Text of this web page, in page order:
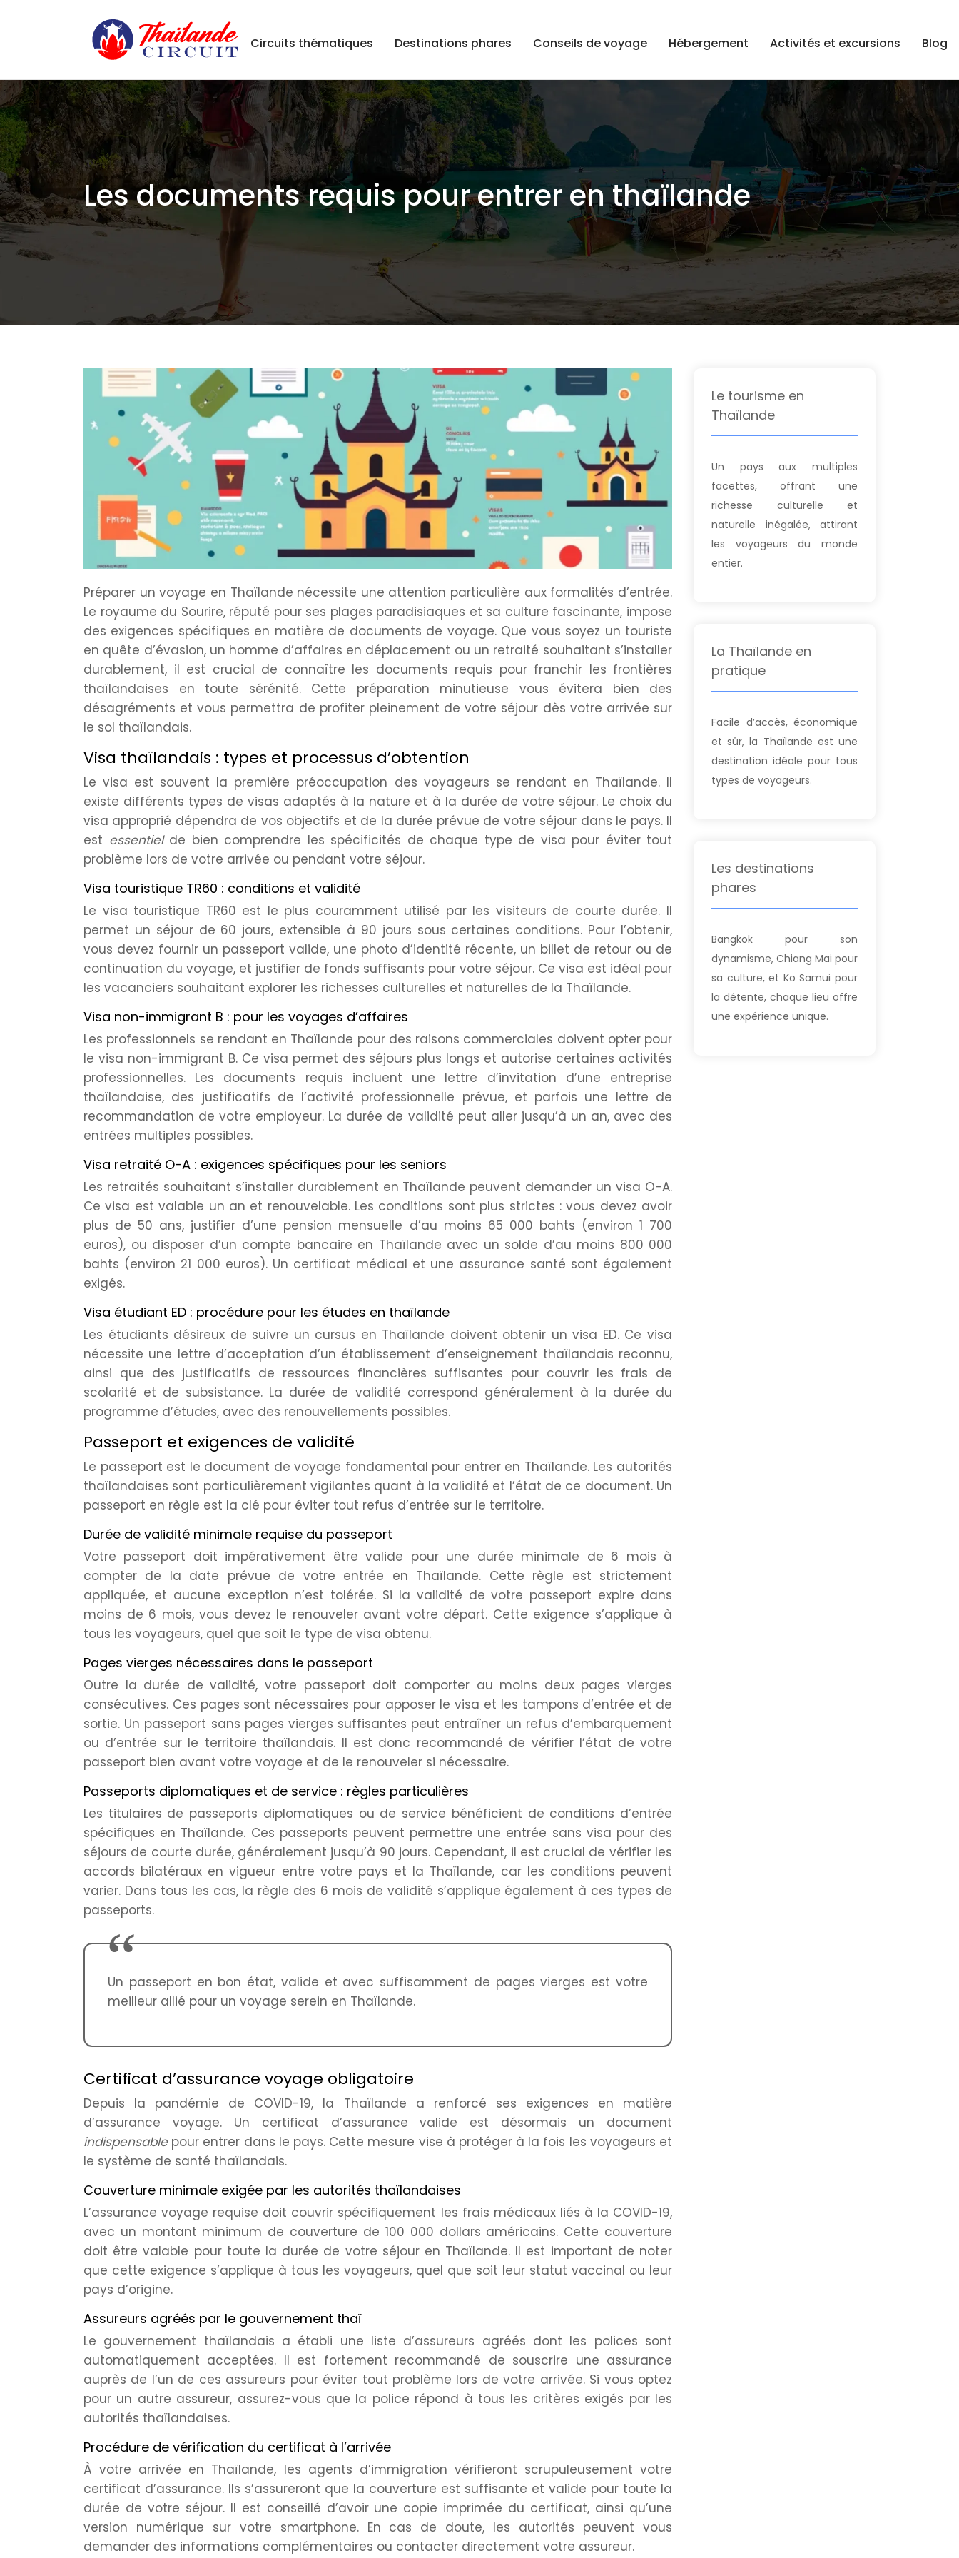
Circuits thématiques Destinations phares Conseils de voyage Hébergement Activités et excursions Blog
Les documents requis pour entrer en thaïlande
Préparer un voyage en Thaïlande nécessite une attention particulière aux formalités d’entrée.
Le royaume du Sourire, réputé pour ses plages paradisiaques et sa culture fascinante, impose
des exigences spécifiques en matière de documents de voyage. Que vous soyez un touriste
en quête d’évasion, un homme d’affaires en déplacement ou un retraité souhaitant s’installer
durablement, il est crucial de connaître les documents requis pour franchir les frontières
thaïlandaises en toute sérénité. Cette préparation minutieuse vous évitera bien des
désagréments et vous permettra de profiter pleinement de votre séjour dès votre arrivée sur
le sol thaïlandais.
Visa thaïlandais : types et processus d’obtention
Le visa est souvent la première préoccupation des voyageurs se rendant en Thaïlande. Il
existe différents types de visas adaptés à la nature et à la durée de votre séjour. Le choix du
visa approprié dépendra de vos objectifs et de la durée prévue de votre séjour dans le pays. Il
est essentiel de bien comprendre les spécificités de chaque type de visa pour éviter tout
problème lors de votre arrivée ou pendant votre séjour.
Visa touristique TR60 : conditions et validité
Le visa touristique TR60 est le plus couramment utilisé par les visiteurs de courte durée. Il
permet un séjour de 60 jours, extensible à 90 jours sous certaines conditions. Pour l’obtenir,
vous devez fournir un passeport valide, une photo d’identité récente, un billet de retour ou de
continuation du voyage, et justifier de fonds suffisants pour votre séjour. Ce visa est idéal pour
les vacanciers souhaitant explorer les richesses culturelles et naturelles de la Thaïlande.
Visa non-immigrant B : pour les voyages d’affaires
Les professionnels se rendant en Thaïlande pour des raisons commerciales doivent opter pour
le visa non-immigrant B. Ce visa permet des séjours plus longs et autorise certaines activités
professionnelles. Les documents requis incluent une lettre d’invitation d’une entreprise
thaïlandaise, des justificatifs de l’activité professionnelle prévue, et parfois une lettre de
recommandation de votre employeur. La durée de validité peut aller jusqu’à un an, avec des
entrées multiples possibles.
Visa retraité O-A : exigences spécifiques pour les seniors
Les retraités souhaitant s’installer durablement en Thaïlande peuvent demander un visa O-A.
Ce visa est valable un an et renouvelable. Les conditions sont plus strictes : vous devez avoir
plus de 50 ans, justifier d’une pension mensuelle d’au moins 65 000 bahts (environ 1 700
euros), ou disposer d’un compte bancaire en Thaïlande avec un solde d’au moins 800 000
bahts (environ 21 000 euros). Un certificat médical et une assurance santé sont également
exigés.
Visa étudiant ED : procédure pour les études en thaïlande
Les étudiants désireux de suivre un cursus en Thaïlande doivent obtenir un visa ED. Ce visa
nécessite une lettre d’acceptation d’un établissement d’enseignement thaïlandais reconnu,
ainsi que des justificatifs de ressources financières suffisantes pour couvrir les frais de
scolarité et de subsistance. La durée de validité correspond généralement à la durée du
programme d’études, avec des renouvellements possibles.
Passeport et exigences de validité
Le passeport est le document de voyage fondamental pour entrer en Thaïlande. Les autorités
thaïlandaises sont particulièrement vigilantes quant à la validité et l’état de ce document. Un
passeport en règle est la clé pour éviter tout refus d’entrée sur le territoire.
Durée de validité minimale requise du passeport
Votre passeport doit impérativement être valide pour une durée minimale de 6 mois à
compter de la date prévue de votre entrée en Thaïlande. Cette règle est strictement
appliquée, et aucune exception n’est tolérée. Si la validité de votre passeport expire dans
moins de 6 mois, vous devez le renouveler avant votre départ. Cette exigence s’applique à
tous les voyageurs, quel que soit le type de visa obtenu.
Pages vierges nécessaires dans le passeport
Outre la durée de validité, votre passeport doit comporter au moins deux pages vierges
consécutives. Ces pages sont nécessaires pour apposer le visa et les tampons d’entrée et de
sortie. Un passeport sans pages vierges suffisantes peut entraîner un refus d’embarquement
ou d’entrée sur le territoire thaïlandais. Il est donc recommandé de vérifier l’état de votre
passeport bien avant votre voyage et de le renouveler si nécessaire.
Passeports diplomatiques et de service : règles particulières
Les titulaires de passeports diplomatiques ou de service bénéficient de conditions d’entrée
spécifiques en Thaïlande. Ces passeports peuvent permettre une entrée sans visa pour des
séjours de courte durée, généralement jusqu’à 90 jours. Cependant, il est crucial de vérifier les
accords bilatéraux en vigueur entre votre pays et la Thaïlande, car les conditions peuvent
varier. Dans tous les cas, la règle des 6 mois de validité s’applique également à ces types de
passeports.
Un passeport en bon état, valide et avec suffisamment de pages vierges est votre
meilleur allié pour un voyage serein en Thaïlande.
Certificat d’assurance voyage obligatoire
Depuis la pandémie de COVID-19, la Thaïlande a renforcé ses exigences en matière
d’assurance voyage. Un certificat d’assurance valide est désormais un document
indispensable pour entrer dans le pays. Cette mesure vise à protéger à la fois les voyageurs et
le système de santé thaïlandais.
Couverture minimale exigée par les autorités thaïlandaises
L’assurance voyage requise doit couvrir spécifiquement les frais médicaux liés à la COVID-19,
avec un montant minimum de couverture de 100 000 dollars américains. Cette couverture
doit être valable pour toute la durée de votre séjour en Thaïlande. Il est important de noter
que cette exigence s’applique à tous les voyageurs, quel que soit leur statut vaccinal ou leur
pays d’origine.
Assureurs agréés par le gouvernement thaï
Le gouvernement thaïlandais a établi une liste d’assureurs agréés dont les polices sont
automatiquement acceptées. Il est fortement recommandé de souscrire une assurance
auprès de l’un de ces assureurs pour éviter tout problème lors de votre arrivée. Si vous optez
pour un autre assureur, assurez-vous que la police répond à tous les critères exigés par les
autorités thaïlandaises.
Procédure de vérification du certificat à l’arrivée
À votre arrivée en Thaïlande, les agents d’immigration vérifieront scrupuleusement votre
certificat d’assurance. Ils s’assureront que la couverture est suffisante et valide pour toute la
durée de votre séjour. Il est conseillé d’avoir une copie imprimée du certificat, ainsi qu’une
version numérique sur votre smartphone. En cas de doute, les autorités peuvent vous
demander des informations complémentaires ou contacter directement votre assureur.
Le tourisme en
Thaïlande
Un pays aux multiples
facettes, offrant une
richesse culturelle et
naturelle inégalée, attirant
les voyageurs du monde
entier.
La Thaïlande en
pratique
Facile d’accès, économique
et sûr, la Thaïlande est une
destination idéale pour tous
types de voyageurs.
Les destinations
phares
Bangkok pour son
dynamisme, Chiang Mai pour
sa culture, et Ko Samui pour
la détente, chaque lieu offre
une expérience unique.